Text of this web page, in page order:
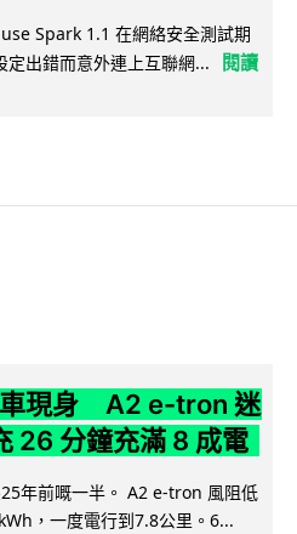
Spark 1.1 在網絡安全測試期
出錯而意外連上互聯網...
閱讀
車現身 A2 e-tron 迷
26 分鐘充滿 8 成電
年前嘅一半。 A2 e-tron 風阻低
，一度電行到7.8公里。6...